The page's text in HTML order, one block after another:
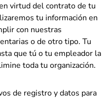
virtud del contrato de tu
tu información en
con nuestras
o de otro tipo. Tu
que tú o tu empleador la
toda tu organización.
de registro y datos para